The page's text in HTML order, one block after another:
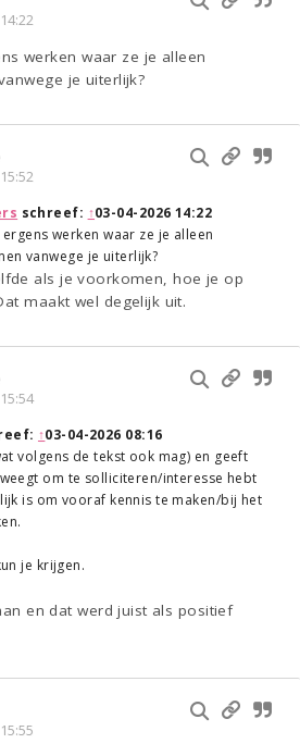
werken waar ze je alleen
je uiterlijk?
schreef: ↑03-04-2026 14:22
werken waar ze je alleen
vanwege je uiterlijk?
als je voorkomen, hoe je op
maakt wel degelijk uit.
↑03-04-2026 08:16
volgens de tekst ook mag) en geeft
om te solliciteren/interesse hebt
is om vooraf kennis te maken/bij het
je krijgen.
en dat werd juist als positief